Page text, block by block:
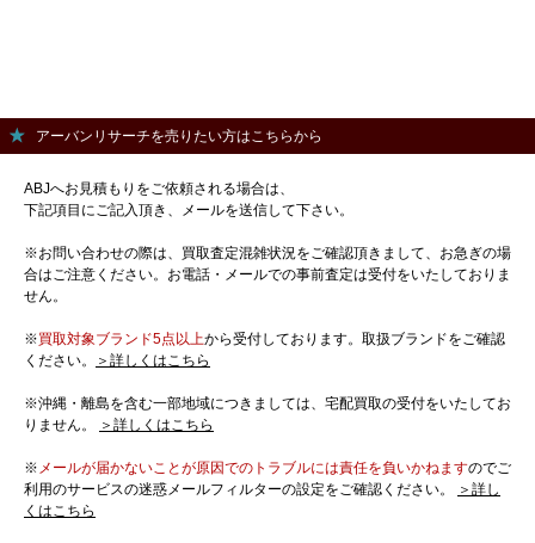
アーバンリサーチを売りたい方はこちらから
ABJへお見積もりをご依頼される場合は、
下記項目にご記入頂き、メールを送信して下さい。
※お問い合わせの際は、買取査定混雑状況をご確認頂きまして、お急ぎの場
合はご注意ください。お電話・メールでの事前査定は受付をいたしておりま
せん。
※買取対象ブランド5点以上から受付しております。取扱ブランドをご確認
ください。
＞詳しくはこちら
※沖縄・離島を含む一部地域につきましては、宅配買取の受付をいたしてお
りません。
＞詳しくはこちら
※ メールが届かないことが原因でのトラブルには責任を負いかねますのでご
利用のサービスの迷惑メールフィルターの設定をご確認ください。
＞詳し
くはこちら